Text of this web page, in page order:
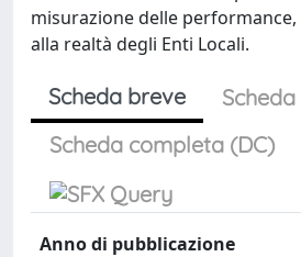
misurazione delle
alla realtà degli Enti Locali.
Scheda breve
Scheda completa (DC)
Anno di pubblicazione